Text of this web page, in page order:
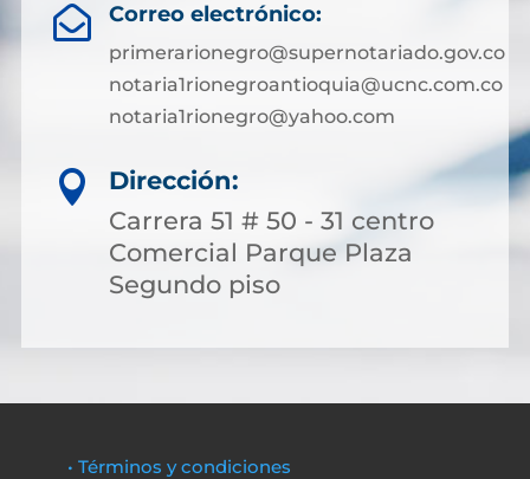
 Correo electrónico:
primerarionegro@supernotariado.gov.co
notaria1rionegroantioquia@ucnc.com.co
notaria1rionegro@yahoo.com

Dirección:
Carrera 51 # 50 - 31 centro
Comercial Parque Plaza
Segundo piso
• Términos y condiciones